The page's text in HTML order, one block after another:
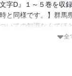
文字D』１～５巻を収
と同様です。】群馬
いての知識なんてほ
、拓海は親友の樹（イ
全